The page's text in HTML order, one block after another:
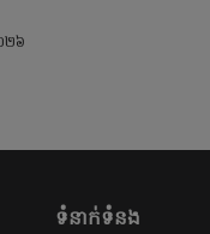
២៦
ទំនាក់ទំនង